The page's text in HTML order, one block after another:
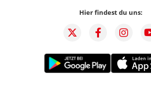
Hier findest du uns: